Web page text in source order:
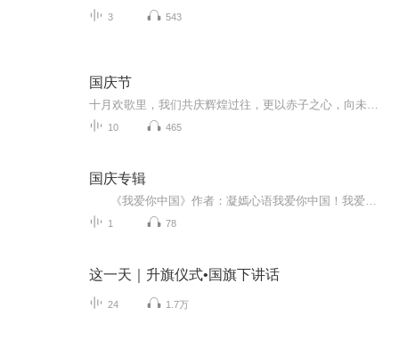
3 543
国庆节
10 465
国庆专辑
1 78
这一天｜升旗仪式•国旗下讲话
24 1.7万